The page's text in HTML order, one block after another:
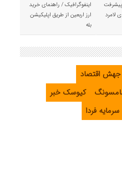
لامرد
اینفوگرافیک / راهنمای خرید
ارز اربعین از طریق اپلیکیشن
بله
جهش اقتصاد
کیوسک خبر
سرمایه فردا